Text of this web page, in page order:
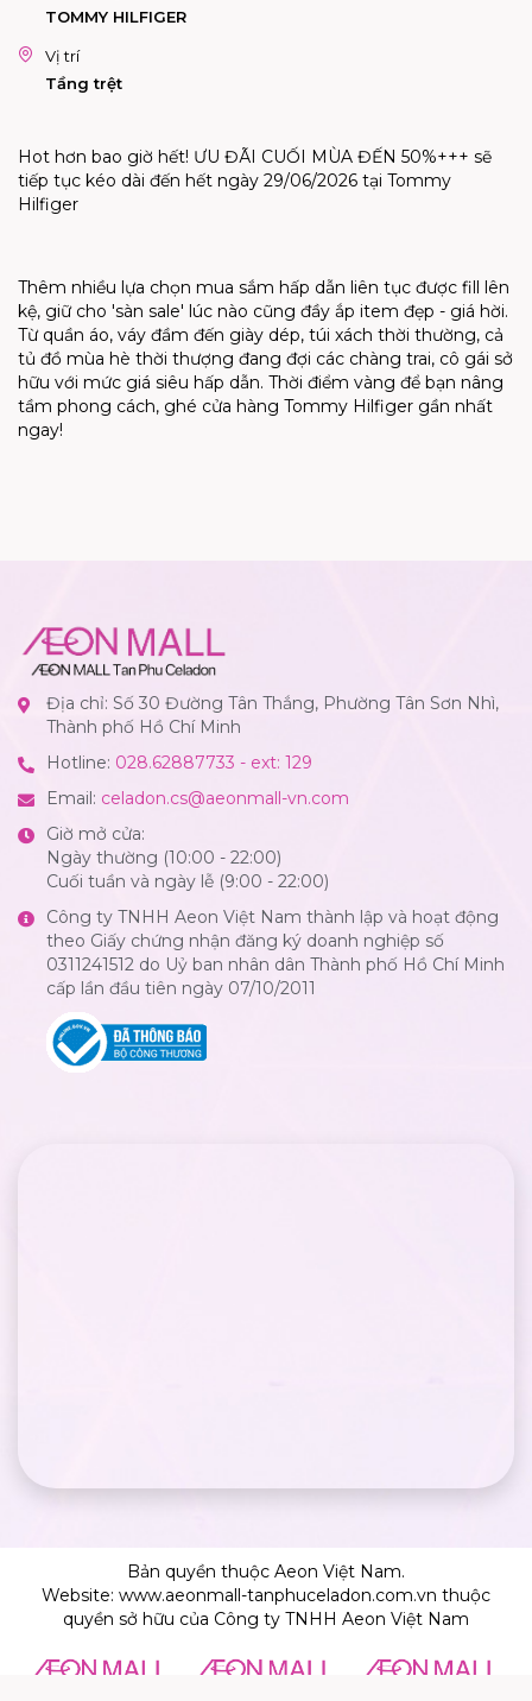
TOMMY HILFIGER
Vị trí
Tầng trệt
Hot hơn bao giờ hết! ƯU ĐÃI CUỐI MÙA ĐẾN 50%+++ sẽ
tiếp tục kéo dài đến hết ngày 29/06/2026 tại Tommy
Hilfiger
Thêm nhiều lựa chọn mua sắm hấp dẫn liên tục được fill lên
kệ, giữ cho 'sàn sale' lúc nào cũng đầy ắp item đẹp - giá hời.
Từ quần áo, váy đầm đến giày dép, túi xách thời thường, cả
tủ đồ mùa hè thời thượng đang đợi các chàng trai, cô gái sở
hữu với mức giá siêu hấp dẫn. Thời điểm vàng để bạn nâng
tầm phong cách, ghé cửa hàng Tommy Hilfiger gần nhất
ngay!
Địa chỉ: Số 30 Đường Tân Thắng, Phường Tân Sơn Nhì,
Thành phố Hồ Chí Minh
Hotline: 028.62887733 - ext: 129
Email: celadon.cs@aeonmall-vn.com
Giờ mở cửa:
Ngày thường (10:00 - 22:00)
Cuối tuần và ngày lễ (9:00 - 22:00)
Công ty TNHH Aeon Việt Nam thành lập và hoạt động
theo Giấy chứng nhận đăng ký doanh nghiệp số
0311241512 do Uỷ ban nhân dân Thành phố Hồ Chí Minh
cấp lần đầu tiên ngày 07/10/2011
Bản quyền thuộc Aeon Việt Nam.
Website: www.aeonmall-tanphuceladon.com.vn thuộc
quyền sở hữu của Công ty TNHH Aeon Việt Nam